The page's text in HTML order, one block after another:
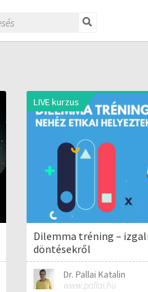
LIVE kurzus
Dilemma tréning –
döntésekről
Dr. Pallai Katalin
www.pallai.hu